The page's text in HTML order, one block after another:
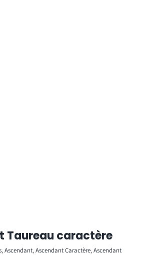
Taureau caractère
,Ascendant,Ascendant Caractère,Ascendant